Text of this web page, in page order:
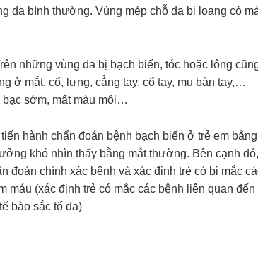
da bình thường. Vùng mép chỗ da bị loang có
những vùng da bị bạch biến, tóc hoặc lông
ở mắt, cổ, lưng, cẳng tay, cổ tay, mu bàn tay,…
bạc sớm, mất màu môi…
hành chẩn đoán bệnh bạch biến ở trẻ em bằng
khó nhìn thấy bằng mắt thường. Bên cạnh đó,
đoán chính xác bệnh và xác định trẻ có bị mắc
máu (xác định trẻ có mắc các bệnh liên quan đến
bào sắc tố da)